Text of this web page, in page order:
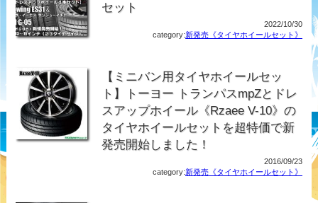
セット
2022/10/30
category:新発売《タイヤホイールセット》
【ミニバン用タイヤホイールセッ
ト】トーヨー トランパスmpZとドレ
スアップホイール《Rzaee V-10》の
タイヤホイールセットを超特価で新
発売開始しました！
2016/09/23
category:新発売《タイヤホイールセット》